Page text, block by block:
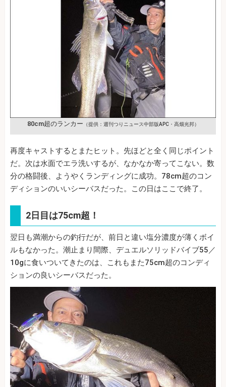
80cm超のランカー （提供：週刊つりニュース中部版APC・高畑光邦）
再度キャストするとまたヒット。先ほどと全く同じポイント
だ。次は水面でエラ洗いするが、なかなか寄ってこない。数
分の格闘後、ようやくランディングに成功。78cm超のコン
ディションのいいシーバスだった。この日はここで終了。
2日目は75cm超！
翌日も満潮からの釣行だが、前日と違い塩分濃度が薄くボイ
ルもなかった。潮止まり間際、デュエルソリッドバイブ55／
10gに食いついてきたのは、これもまた75cm超のコンディ
ションの良いシーバスだった。